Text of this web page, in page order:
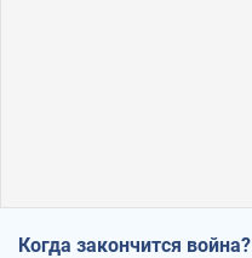
Когда закончится война?